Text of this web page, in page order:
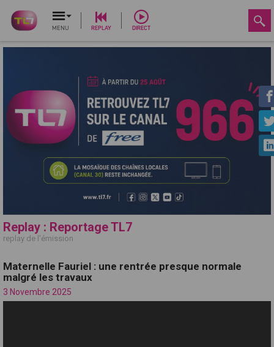
MENU REPLAY DIRECT
Replay : Reportage TL7
replay de l'émission
Maternelle Fauriel : une rentrée presque normale
malgré les travaux
3 Novembre 2025